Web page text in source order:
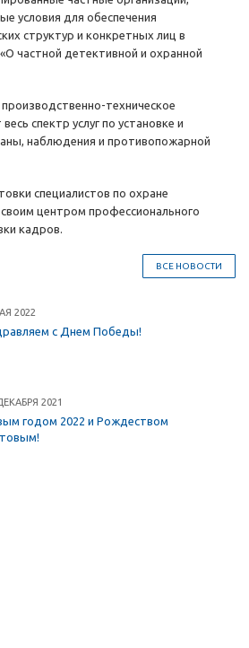
условия для обеспечения
структур и конкретных лиц в
частной детективной и охранной
техническое
спектр услуг по установке и
наблюдения и противопожарной
специалистов по охране
центром профессионального
кадров.
ВСЕ НОВОСТИ
2022
с Днем Победы!
2021
годом 2022 и Рождеством